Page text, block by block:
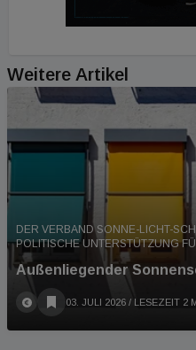
Weitere Artikel
DER VERBAND SONNE-LICHT-
POLITISCHE UNTERSTÜTZUNG
Außenliegender
03. JULI 2026 / LESEZEIT 2